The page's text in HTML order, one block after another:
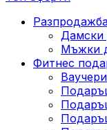
Дамски
Мъжки
Фитнес